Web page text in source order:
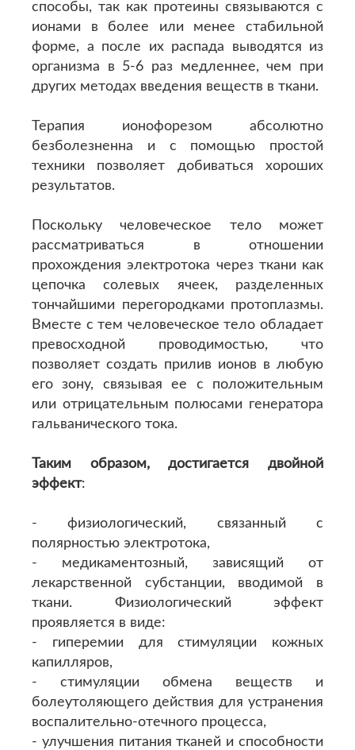
способы, так как протеины связываются с
ионами в более или менее стабильной
форме, а после их распада выводятся из
организма в 5-6 раз медленнее, чем при
других методах введения веществ в ткани.
Терапия ионофорезом абсолютно
безболезненна и с помощью простой
техники позволяет добиваться хороших
результатов.
Поскольку человеческое тело может
рассматриваться в отношении
прохождения электротока через ткани как
цепочка солевых ячеек, разделенных
тончайшими перегородками протоплазмы.
Вместе с тем человеческое тело обладает
превосходной проводимостью, что
позволяет создать прилив ионов в любую
его зону, связывая ее с положительным
или отрицательным полюсами генератора
гальванического тока.
Таким образом, достигается двойной
эффект:
- физиологический, связанный с
полярностью электротока,
- медикаментозный, зависящий от
лекарственной субстанции, вводимой в
ткани. Физиологический эффект
проявляется в виде:
- гиперемии для стимуляции кожных
капилляров,
- стимуляции обмена веществ и
болеутоляющего действия для устранения
воспалительно-отечного процесса,
- улучшения питания тканей и способности